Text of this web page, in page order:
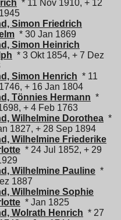
* 11 Nov 1910, + 12
Simon Friedrich
* 30 Jan 1869
Simon Heinrich
* 3 Okt 1854, + 7 Dez
Simon Henrich * 11
+ 16 Jan 1804
Tönnies Hermann *
+ 4 Feb 1763
Wilhelmine Dorothea *
1827, + 28 Sep 1894
Wilhelmine Friederike
* 24 Jul 1852, + 29
Wilhelmine Pauline *
1887
Wilhelmine Sophie
* Jan 1825
Wolrath Henrich * 27